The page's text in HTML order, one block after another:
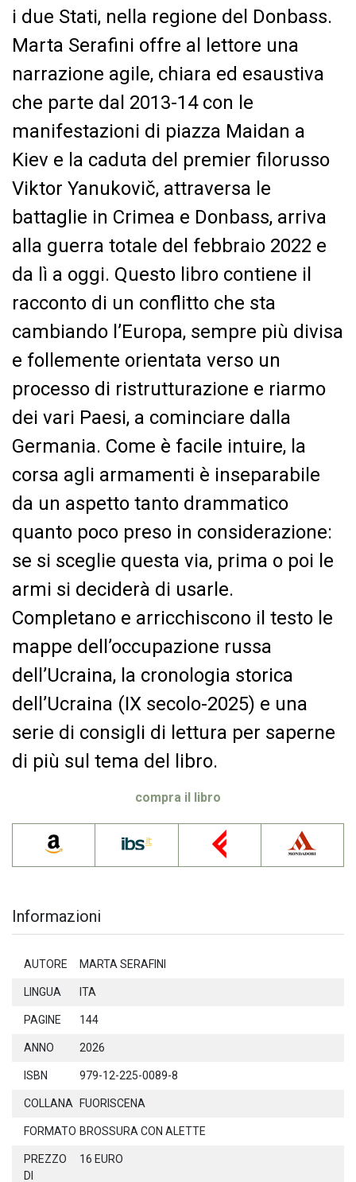
i due Stati, nella regione del Donbass.
Marta Serafini offre al lettore una
narrazione agile, chiara ed esaustiva
che parte dal 2013-14 con le
manifestazioni di piazza Maidan a
Kiev e la caduta del premier filorusso
Viktor Yanukovič, attraversa le
battaglie in Crimea e Donbass, arriva
alla guerra totale del febbraio 2022 e
da lì a oggi. Questo libro contiene il
racconto di un conflitto che sta
cambiando l’Europa, sempre più divisa
e follemente orientata verso un
processo di ristrutturazione e riarmo
dei vari Paesi, a cominciare dalla
Germania. Come è facile intuire, la
corsa agli armamenti è inseparabile
da un aspetto tanto drammatico
quanto poco preso in considerazione:
se si sceglie questa via, prima o poi le
armi si deciderà di usarle.
Completano e arricchiscono il testo le
mappe dell’occupazione russa
dell’Ucraina, la cronologia storica
dell’Ucraina (IX secolo-2025) e una
serie di consigli di lettura per saperne
di più sul tema del libro.
compra il libro
Informazioni
AUTORE MARTA SERAFINI
LINGUA ITA
PAGINE 144
ANNO 2026
ISBN 979-12-225-0089-8
COLLANA FUORISCENA
FORMATO BROSSURA CON ALETTE
PREZZO
DI
16 EURO